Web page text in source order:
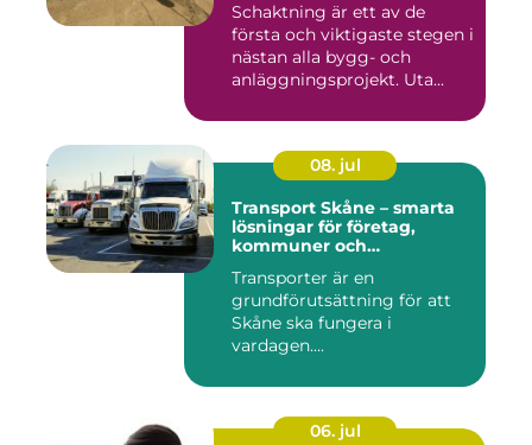
Schaktning är ett av de
första och viktigaste stegen i
nästan alla bygg- och
anläggningsprojekt. Uta...
08. jul
Transport Skåne – smarta
lösningar för företag,
kommuner och
Transporter är en
grundförutsättning för att
Skåne ska fungera i
vardagen....
06. jul